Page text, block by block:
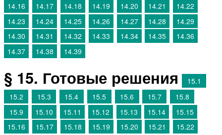
14.16
14.17 14.18 14.19 14.20 14.21
14.22
14.23
14.24 14.25 14.26 14.27 14.28
14.29
14.30
14.31 14.32 14.33 14.34 14.35
14.36
14.37
14.38 14.39
§ 15. Готовые решения
15.1
15.2
15.3 15.4 15.5 15.6 15.7
15.8
15.9
15.10 15.11 15.12 15.13 15.14
15.15
15.16
15.17 15.18 15.19 15.20 15.21
15.22